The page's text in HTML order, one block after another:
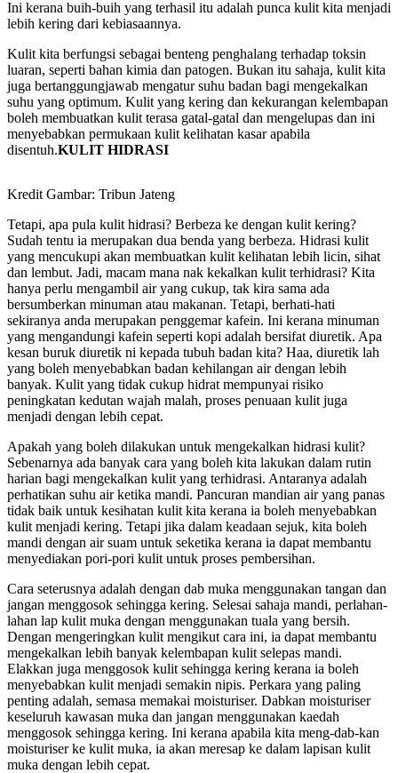
Ini kerana buih-buih yang terhasil itu adalah punca kulit kita menjadi
lebih kering dari kebiasaannya.
Kulit kita berfungsi sebagai benteng penghalang terhadap toksin
luaran, seperti bahan kimia dan patogen. Bukan itu sahaja, kulit kita
juga bertanggungjawab mengatur suhu badan bagi mengekalkan
suhu yang optimum. Kulit yang kering dan kekurangan kelembapan
boleh membuatkan kulit terasa gatal-gatal dan mengelupas dan ini
menyebabkan permukaan kulit kelihatan kasar apabila
disentuh.KULIT HIDRASI
Kredit Gambar: Tribun Jateng
Tetapi, apa pula kulit hidrasi? Berbeza ke dengan kulit kering?
Sudah tentu ia merupakan dua benda yang berbeza. Hidrasi kulit
yang mencukupi akan membuatkan kulit kelihatan lebih licin, sihat
dan lembut. Jadi, macam mana nak kekalkan kulit terhidrasi? Kita
hanya perlu mengambil air yang cukup, tak kira sama ada
bersumberkan minuman atau makanan. Tetapi, berhati-hati
sekiranya anda merupakan penggemar kafein. Ini kerana minuman
yang mengandungi kafein seperti kopi adalah bersifat diuretik. Apa
kesan buruk diuretik ni kepada tubuh badan kita? Haa, diuretik lah
yang boleh menyebabkan badan kehilangan air dengan lebih
banyak. Kulit yang tidak cukup hidrat mempunyai risiko
peningkatan kedutan wajah malah, proses penuaan kulit juga
menjadi dengan lebih cepat.
Apakah yang boleh dilakukan untuk mengekalkan hidrasi kulit?
Sebenarnya ada banyak cara yang boleh kita lakukan dalam rutin
harian bagi mengekalkan kulit yang terhidrasi. Antaranya adalah
perhatikan suhu air ketika mandi. Pancuran mandian air yang panas
tidak baik untuk kesihatan kulit kita kerana ia boleh menyebabkan
kulit menjadi kering. Tetapi jika dalam keadaan sejuk, kita boleh
mandi dengan air suam untuk seketika kerana ia dapat membantu
menyediakan pori-pori kulit untuk proses pembersihan.
Cara seterusnya adalah dengan dab muka menggunakan tangan dan
jangan menggosok sehingga kering. Selesai sahaja mandi, perlahan-
lahan lap kulit muka dengan menggunakan tuala yang bersih.
Dengan mengeringkan kulit mengikut cara ini, ia dapat membantu
mengekalkan lebih banyak kelembapan kulit selepas mandi.
Elakkan juga menggosok kulit sehingga kering kerana ia boleh
menyebabkan kulit menjadi semakin nipis. Perkara yang paling
penting adalah, semasa memakai moisturiser. Dabkan moisturiser
keseluruh kawasan muka dan jangan menggunakan kaedah
menggosok sehingga kering. Ini kerana apabila kita meng-dab-kan
moisturiser ke kulit muka, ia akan meresap ke dalam lapisan kulit
muka dengan lebih cepat.